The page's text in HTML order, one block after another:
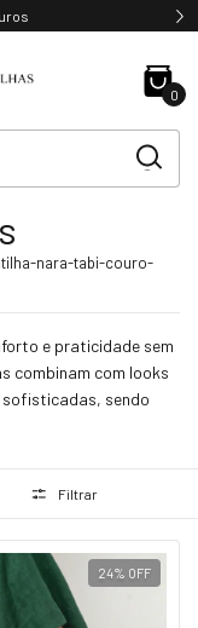
0
nara-tabi-couro-
e praticidade sem
combinam com looks
sendo
Filtrar
24% OFF